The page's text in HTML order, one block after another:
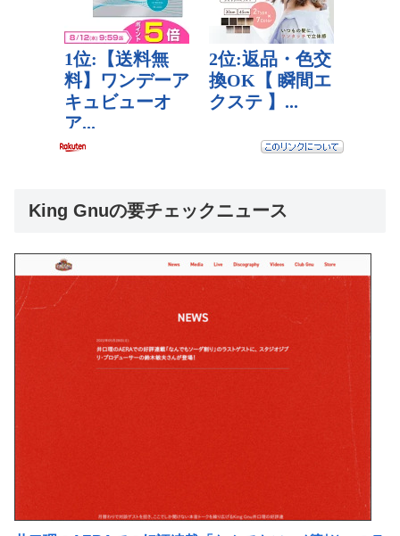
King Gnuの要チェックニュース